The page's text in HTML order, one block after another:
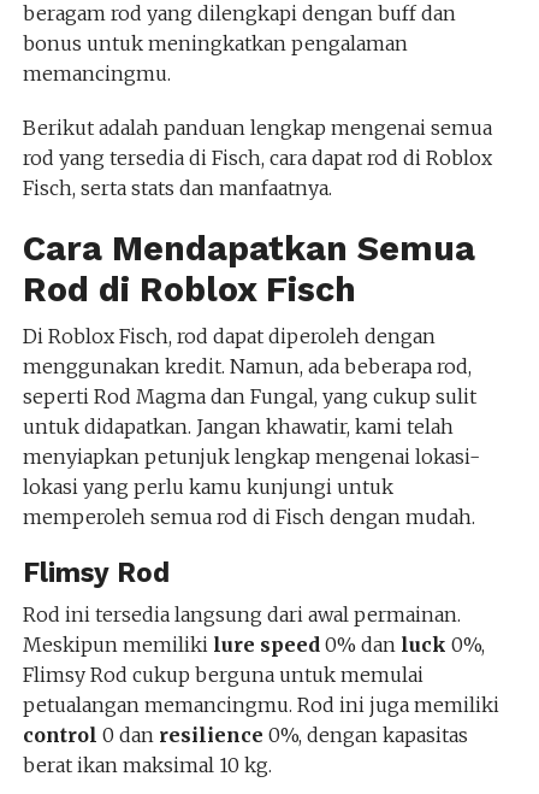
beragam rod yang dilengkapi dengan buff dan
bonus untuk meningkatkan pengalaman
memancingmu.
Berikut adalah panduan lengkap mengenai semua
rod yang tersedia di Fisch, cara dapat rod di Roblox
Fisch, serta stats dan manfaatnya.
Cara Mendapatkan Semua
Rod di Roblox Fisch
Di Roblox Fisch, rod dapat diperoleh dengan
menggunakan kredit. Namun, ada beberapa rod,
seperti Rod Magma dan Fungal, yang cukup sulit
untuk didapatkan. Jangan khawatir, kami telah
menyiapkan petunjuk lengkap mengenai lokasi-
lokasi yang perlu kamu kunjungi untuk
memperoleh semua rod di Fisch dengan mudah.
Flimsy Rod
Rod ini tersedia langsung dari awal permainan.
Meskipun memiliki lure speed 0% dan luck 0%,
Flimsy Rod cukup berguna untuk memulai
petualangan memancingmu. Rod ini juga memiliki
control 0 dan resilience 0%, dengan kapasitas
berat ikan maksimal 10 kg.